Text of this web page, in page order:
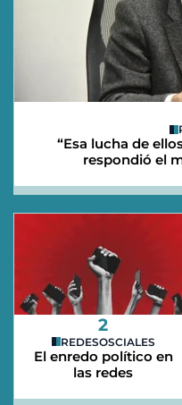
“Esa lucha de
respondió el
2
REDESOSCIALES
El enredo político en
las redes